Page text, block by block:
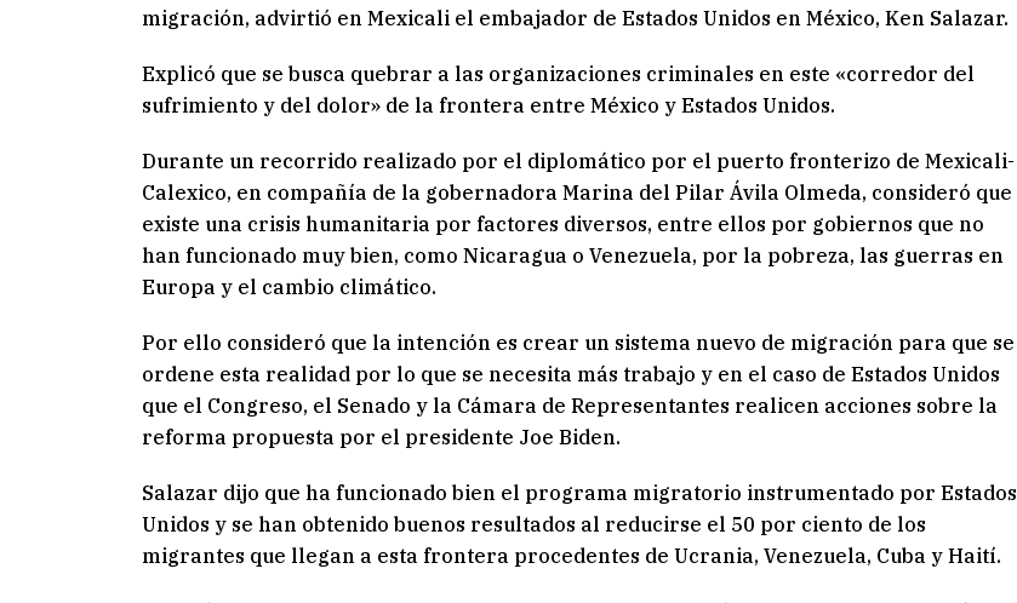
migración, advirtió en Mexicali el embajador de Estados Unidos en México, Ken Salazar.
Explicó que se busca quebrar a las organizaciones criminales en este «corredor del
sufrimiento y del dolor» de la frontera entre México y Estados Unidos.
Durante un recorrido realizado por el diplomático por el puerto fronterizo de Mexicali-
Calexico, en compañía de la gobernadora Marina del Pilar Ávila Olmeda, consideró que
existe una crisis humanitaria por factores diversos, entre ellos por gobiernos que no
han funcionado muy bien, como Nicaragua o Venezuela, por la pobreza, las guerras en
Europa y el cambio climático.
Por ello consideró que la intención es crear un sistema nuevo de migración para que se
ordene esta realidad por lo que se necesita más trabajo y en el caso de Estados Unidos
que el Congreso, el Senado y la Cámara de Representantes realicen acciones sobre la
reforma propuesta por el presidente Joe Biden.
Salazar dijo que ha funcionado bien el programa migratorio instrumentado por Estados
Unidos y se han obtenido buenos resultados al reducirse el 50 por ciento de los
migrantes que llegan a esta frontera procedentes de Ucrania, Venezuela, Cuba y Haití.